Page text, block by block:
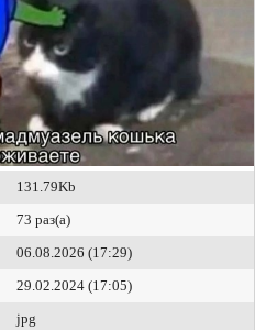
131.79Kb
73 раз(а)
06.08.2026 (17:29)
29.02.2024 (17:05)
jpg